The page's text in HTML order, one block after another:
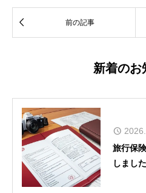
 前の記事
新着のお
旅行保
しました